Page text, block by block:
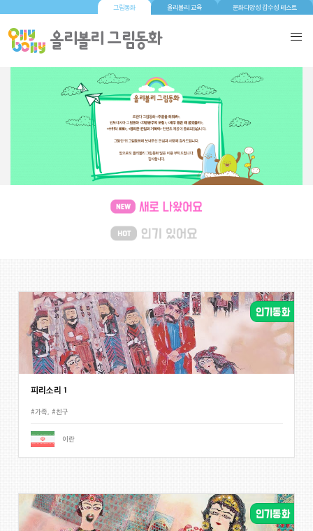
그림동화 올리볼리 교육 문화다양성 감수성 테스트
새로 나왔어요(139)
인기 있어요(132)
피리소리 1
#가족 #친구
이란